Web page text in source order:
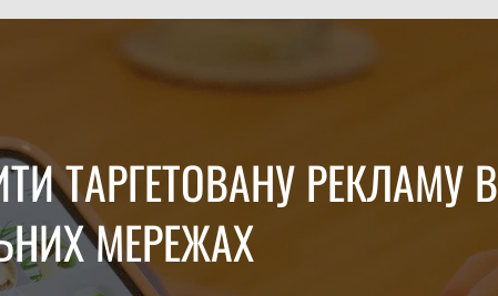
ТАРГЕТОВАНУ РЕКЛАМУ В
МЕРЕЖАХ